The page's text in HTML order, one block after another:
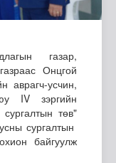
газар,
Онцгой
аврагч-усчин,
IV зэргийн
төв"
сургалтын
байгуулж